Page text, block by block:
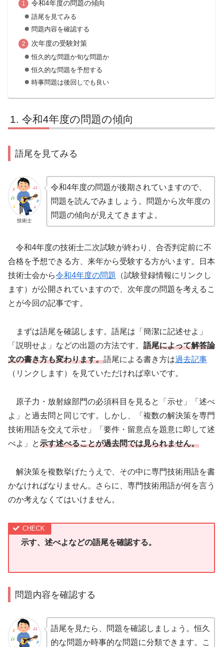
令和4年度の問題の傾向
語尾を見てみる
問題内容を確認する
次年度の受験対策
恒久的な問題か旬な問題か
恒久的な問題を予想する
時事問題は後回しでも良い
令和4年度の問題の傾向
語尾を見てみる
技術士
令和4年度の問題が後期されていますので、
問題を読んでみましょう。問題から次年度の
問題の傾向が見えてきますよ。
令和4年度の技術士二次試験が終わり、合否判定前に不
合格を予想できる方、来年から受験する方がいます。日本
技術士会から令和4年度の問題
（試験登録情報にリンクし
ます）が公開されていますので、次年度の問題を考えるこ
とが今回の記事です。
まずは語尾を確認します。語尾は「簡潔に記述せよ」
「説明せよ」などの出題の方法です。 語尾によって解答論
文の書き方も変わります。語尾による書き方は過去記事
（リンクします）を見ていただければ幸いです。
原子力・放射線部門の必須科目を見ると「示せ」「述べ
よ」と過去問と同じです。しかし、「複数の解決策を専門
技術用語を交えて示せ」「要件・留意点を題意に即して述
べよ」と示す述べることが過去問では見られません。
解決策を複数挙げたうえで、その中に専門技術用語を書
かなければなりません。さらに、専門技術用語が何を言う
のか考えなくてはいけません。
示す、述べよなどの語尾を確認する。
問題内容を確認する
語尾を見たら、問題を確認しましょう。恒久
的な問題か時事的な問題に分類できます。こ